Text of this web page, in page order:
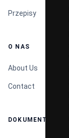
Przepisy
O NAS
About Us
Contact
DOKUMENTY